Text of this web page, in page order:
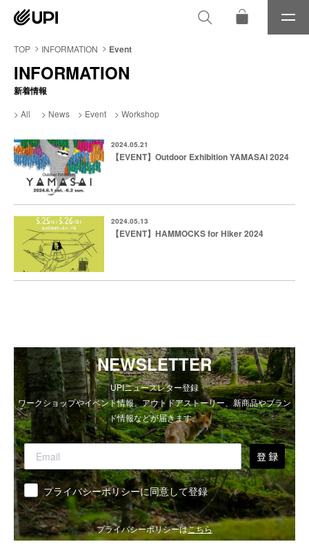
メ
ニ
TOP INFORMATION Event
INFORMATION
新着情報
All News Event Workshop
2024.05.21
【EVENT】Outdoor Exhibition YAMASAI 2024
2024.05.13
【EVENT】HAMMOCKS for Hiker 2024
NEWSLETTER
UPIニュースレター登録
ワークショップやイベント情報、アウトドアストーリー、新商品やブラン
ド情報などが届きます。
登 録
同意 プライバシーポリシーに同意して登録
プライバシーポリシーはこちら